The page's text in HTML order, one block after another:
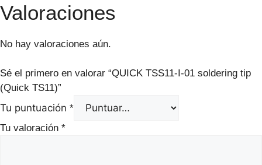
Valoraciones
No hay valoraciones aún.
Sé el primero en valorar “QUICK TSS11-I-01 soldering tip
(Quick TS11)”
Tu puntuación *
Tu valoración *